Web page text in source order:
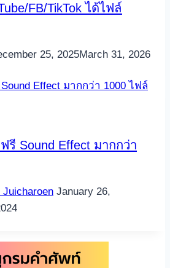
FB/TikTok ได้ไฟล์
25, 2025March 31, 2026
รี Sound Effect มากกว่า
Juicharoen January 26,